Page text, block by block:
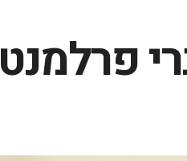
פרלמנט